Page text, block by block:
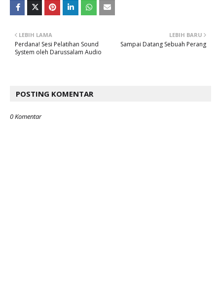
LEBIH BARU
Sampai Datang Sebuah Perang
LEBIH LAMA
Perdana! Sesi Pelatihan Sound
System oleh Darussalam Audio
POSTING KOMENTAR
0 Komentar